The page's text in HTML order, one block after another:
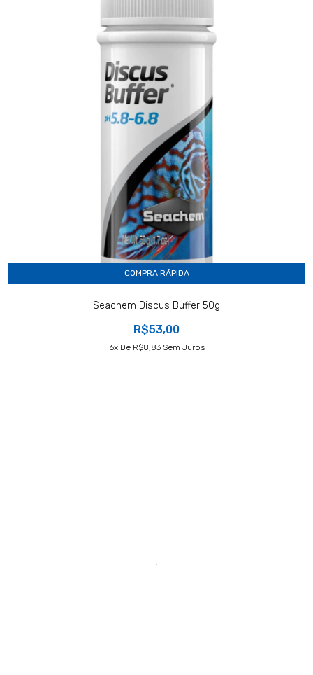
COMPRA RÁPIDA
Seachem Discus Buffer 50g
R$53,00
6X De R$8,83Sem Juros